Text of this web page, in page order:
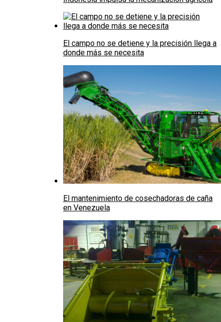
El campo no se detiene y la precisión llega a
donde más se necesita
El mantenimiento de cosechadoras de caña
en Venezuela